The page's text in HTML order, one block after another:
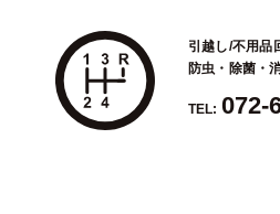
引越し/不用品
防虫・除菌・
TEL: 072-